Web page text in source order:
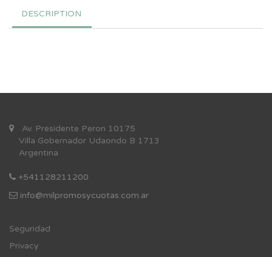
DESCRIPTION
Av. Presidente Peron 10175
Villa Gobernador Udaondo B 1713
Argentina
+541128211200
info@milpromosycuotas.com.ar
Seguridad
Privacy